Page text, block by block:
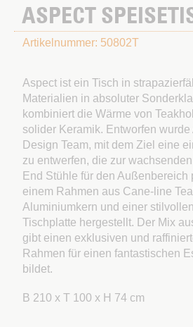
ASPECT
Artikelnummer: 50802T
Aspect ist ein Tisch in
Materialien in absoluter
kombiniert die Wärme von
solider Keramik. Entworfen
Design Team, mit dem Ziel eine
zu entwerfen, die zur
End Stühle für den Außenbereich
einem Rahmen aus Cane-line
Aluminiumkern und einer
Tischplatte hergestellt. Der Mix
gibt einen exklusiven und
Rahmen für einen fantastischen
bildet.
B 210 x T 100 x H 74 cm